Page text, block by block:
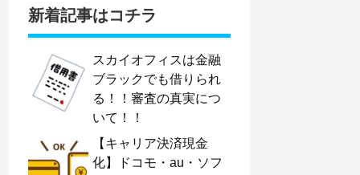
新着記事はコチラ
スカイオフィスは金融
ブラックでも借りられ
る！！審査の真実につ
いて！！
【キャリア決済現金
化】ドコモ・au・ソフ